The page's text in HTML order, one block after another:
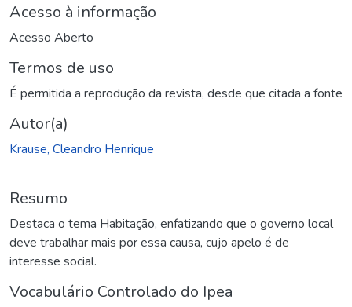
Acesso à informação
Acesso Aberto
Termos de uso
É permitida a reprodução da revista, desde que citada a fonte
Autor(a)
Krause, Cleandro Henrique
Resumo
Destaca o tema Habitação, enfatizando que o governo local
deve trabalhar mais por essa causa, cujo apelo é de
interesse social.
Vocabulário Controlado do Ipea